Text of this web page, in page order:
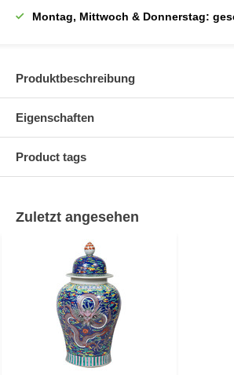
Montag, Mittwoch & Donnerstag:
Produktbeschreibung
Eigenschaften
Product tags
Zuletzt angesehen